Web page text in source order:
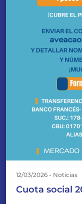
12/03/2026 - Noticias
Cuota social